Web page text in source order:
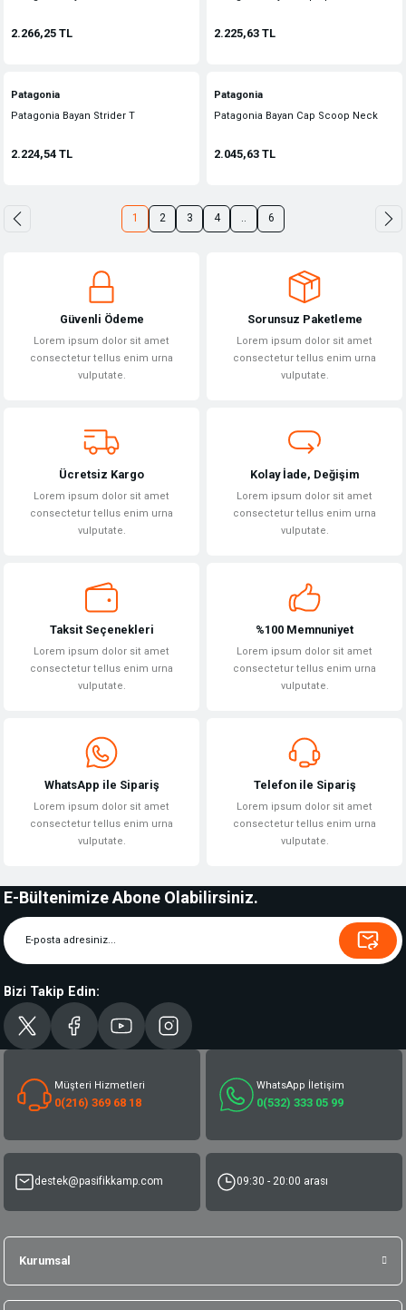
2.266,25 TL 2.225,63 TL
Patagonia
Patagonia Bayan Strider T
2.224,54 TL
Patagonia
Patagonia Bayan Cap Scoop Neck
2.045,63 TL
1 2 3 4 .. 6
Güvenli Ödeme
Lorem ipsum dolor sit amet
consectetur tellus enim urna
vulputate.
Sorunsuz Paketleme
Lorem ipsum dolor sit amet
consectetur tellus enim urna
vulputate.
Ücretsiz Kargo
Lorem ipsum dolor sit amet
consectetur tellus enim urna
vulputate.
Kolay İade, Değişim
Lorem ipsum dolor sit amet
consectetur tellus enim urna
vulputate.
Taksit Seçenekleri
Lorem ipsum dolor sit amet
consectetur tellus enim urna
vulputate.
%100 Memnuniyet
Lorem ipsum dolor sit amet
consectetur tellus enim urna
vulputate.
WhatsApp ile Sipariş
Lorem ipsum dolor sit amet
consectetur tellus enim urna
vulputate.
Telefon ile Sipariş
Lorem ipsum dolor sit amet
consectetur tellus enim urna
vulputate.
E-Bültenimize Abone Olabilirsiniz.
Bizi Takip Edin:
Müşteri Hizmetleri
0(216) 369 68 18
WhatsApp İletişim
0(532) 333 05 99
destek@pasifikkamp.com 09:30 - 20:00 arası
Kurumsal